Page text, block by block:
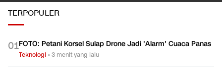
TERPOPULER
01FOTO: Petani Korsel Sulap Drone Jadi 'Alarm' Cuaca Panas
Teknologi •3 menit yang lalu